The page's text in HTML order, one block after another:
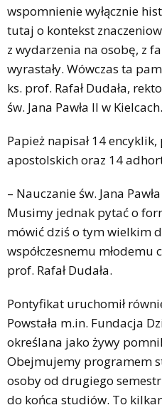
wspomnienie wyłącznie
tutaj o kontekst
z wydarzenia na osobę, z
wyrastały. Wówczas ta
ks. prof. Rafał Dudała,
św. Jana Pawła II w Kielcach.
Papież napisał 14
apostolskich oraz 14
– Nauczanie św. Jana
Musimy jednak pytać o
mówić dziś o tym wielkim
współczesnemu młodemu
prof. Rafał Dudała.
Pontyfikat uruchomił
Powstała m.in. Fundacja
określana jako żywy
Obejmujemy programem
osoby od drugiego
do końca studiów. To